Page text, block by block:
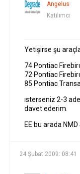
Angelus
Katılımcı
Yetişirse şu
74 Pontiac
72 Pontiac
85 Pontiac
ısterseniz 2-3
davet ederim.
EE bu arada
24 Şubat 2009: 08:41